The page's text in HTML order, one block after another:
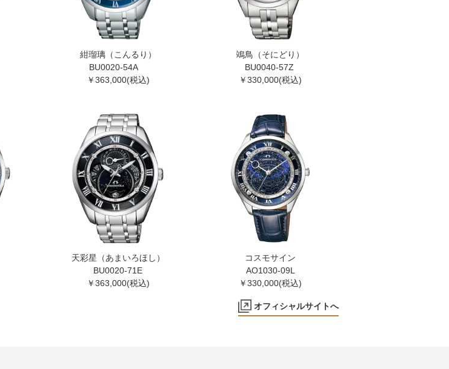
紺瑠璃（こんるり）
BU0020-54A
￥363,000(税込)
鴗鳥（そにどり）
BU0040-57Z
￥330,000(税込)
天彩星（あまいろほし）
BU0020-71E
￥363,000(税込)
コスモサイン
AO1030-09L
￥330,000(税込)
オフィシャルサイトへ